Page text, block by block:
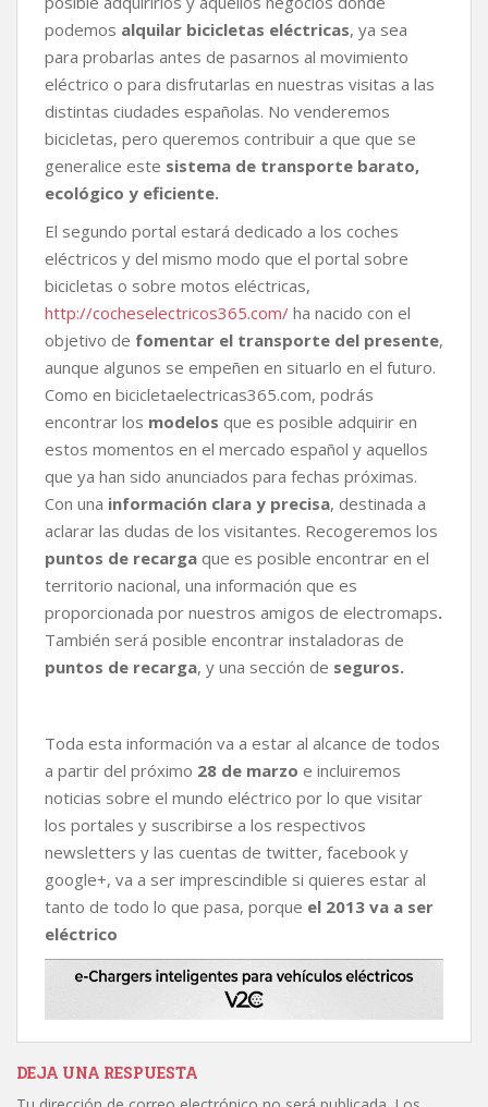
podemos alquilar bicicletas eléctricas, ya sea
para probarlas antes de pasarnos al movimiento
eléctrico o para disfrutarlas en nuestras visitas a las
distintas ciudades españolas. No venderemos
bicicletas, pero queremos contribuir a que que se
generalice este sistema de transporte barato,
ecológico y eficiente.
El segundo portal estará dedicado a los coches
eléctricos y del mismo modo que el portal sobre
bicicletas o sobre motos eléctricas,
http://cocheselectricos365.com/ ha nacido con el
objetivo de fomentar el transporte del presente,
aunque algunos se empeñen en situarlo en el futuro.
Como en bicicletaelectricas365.com, podrás
encontrar los modelos que es posible adquirir en
estos momentos en el mercado español y aquellos
que ya han sido anunciados para fechas próximas.
Con una información clara y precisa, destinada a
aclarar las dudas de los visitantes. Recogeremos los
puntos de recarga que es posible encontrar en el
territorio nacional, una información que es
proporcionada por nuestros amigos de electromaps.
También será posible encontrar instaladoras de
puntos de recarga, y una sección de seguros.
Toda esta información va a estar al alcance de todos
a partir del próximo 28 de marzo e incluiremos
noticias sobre el mundo eléctrico por lo que visitar
los portales y suscribirse a los respectivos
newsletters y las cuentas de twitter, facebook y
google+, va a ser imprescindible si quieres estar al
tanto de todo lo que pasa, porque el 2013 va a ser
eléctrico
DEJA UNA RESPUESTA